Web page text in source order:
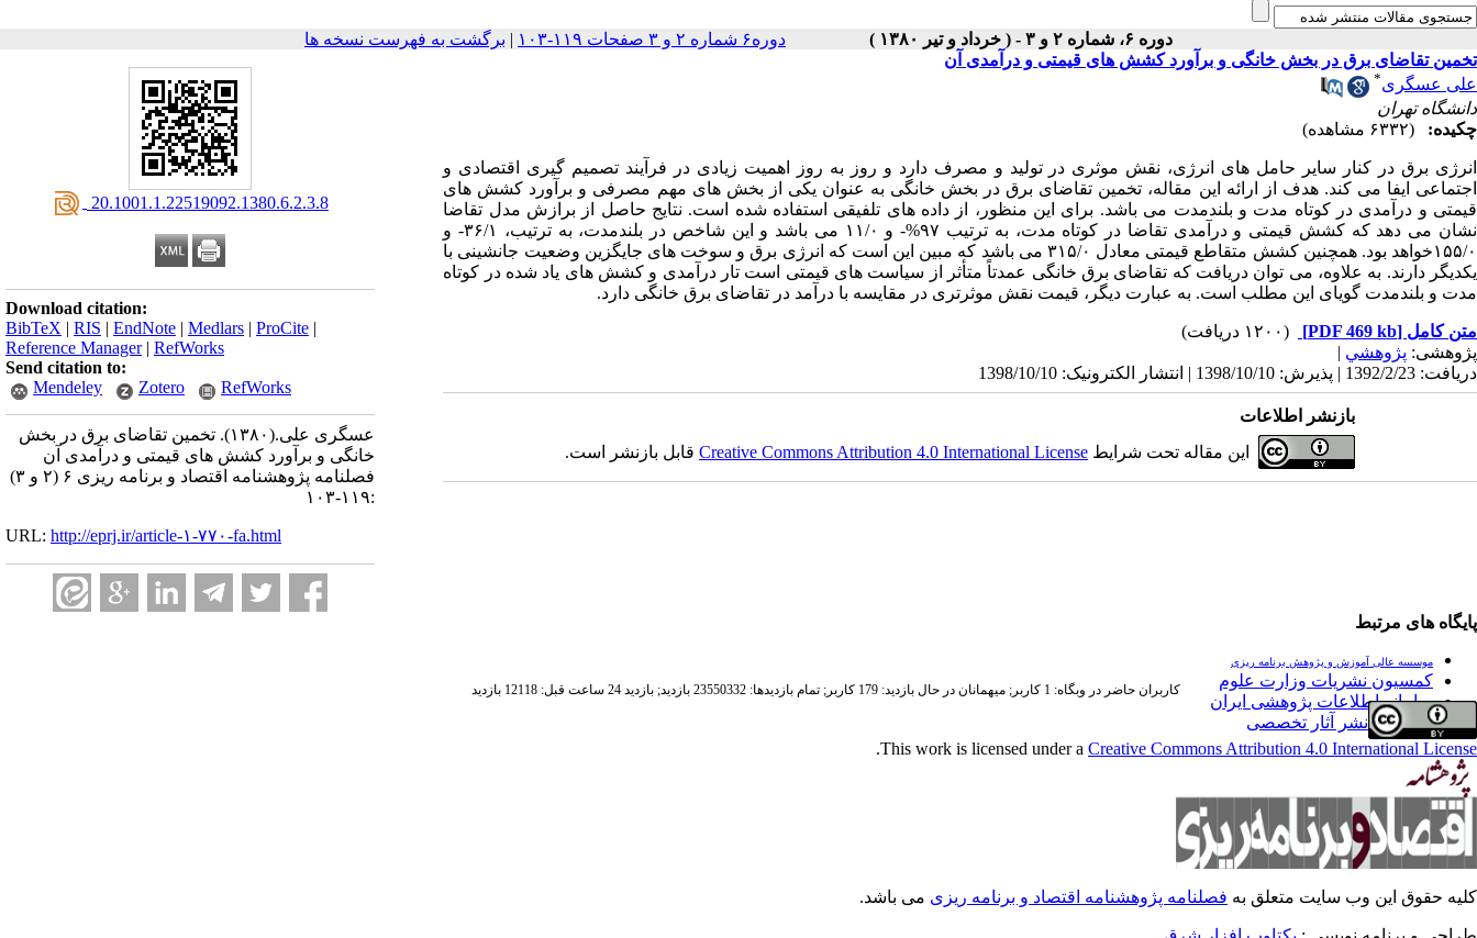
دوره ۶، شماره ۲ و ۳ - ( خرداد و تير ۱۳۸۰ ) دوره۶ شماره ۲ و ۳ صفحات ۱۱۹-۱۰۳ | برگشت به فهرست نسخه ها
‎ 20.1001.1.22519092.1380.6.2.3.8
Download citation:
BibTeX | RIS | EndNote | Medlars | ProCite |
Reference Manager| RefWorks
Send citation to:
Mendeley
Zotero RefWorks
عسگری علی.(۱۳۸۰).
تخمین تقاضای برق در بخش
خانگی و برآورد کشش های قیمتی و درآمدی آن
فصلنامه پژوهشنامه اقتصاد و برنامه ریزی ۶ (۲ و ۳)
:۱۱۹-۱۰۳
URL: http://eprj.ir/article-۱-۷۷۰-fa.html
تخمین تقاضای برق در بخش خانگی و برآورد کشش های قیمتی و درآمدی آن
علی عسگری*
دانشگاه تهران
چکیده:
(۶۳۳۲ مشاهده)
انرژی برق در کنار سایر حامل های انرژی، نقش موثری در تولید و مصرف دارد و روز به روز اهمیت زیادی در فرآیند تصمیم گیری اقتصادی و
اجتماعی ایفا می کند. هدف از ارائه این مقاله، تخمین تقاضای برق در بخش خانگی به عنوان یکی از بخش های مهم مصرفی و برآورد کشش های
قیمتی و درآمدی در کوتاه مدت و بلندمدت می باشد. برای این منظور، از داده های تلفیقی استفاده شده است. نتایج حاصل از برازش مدل تقاضا
نشان می دهد که کشش قیمتی و درآمدی تقاضا در کوتاه مدت، به ترتیب ۹۷%- و ۱۱/۰ می باشد و این شاخص در بلندمدت، به ترتیب، ۳۶/۱- و
۱۵۵/۰خواهد بود. همچنین کشش متقاطع قیمتی معادل ۳۱۵/۰ می باشد که مبین این است که انرژی برق و سوخت های جایگزین وضعیت جانشینی با
یکدیگر دارند. به علاوه، می توان دریافت که تقاضای برق خانگی عمدتاً متأثر از سیاست های قیمتی است تار درآمدی و کشش های یاد شده در کوتاه
مدت و بلندمدت گویای این مطلب است. به عبارت دیگر، قیمت نقش موثرتری در مقایسه با درآمد در تقاضای برق خانگی دارد.
متن کامل [PDF 469 kb]
(۱۲۰۰ دریافت)
پژوهشی: پژوهشي |
دریافت: 1392/2/23 | پذیرش: 1398/10/10 | انتشار الکترونیک: 1398/10/10
بازنشر اطلاعات
این مقاله تحت شرایط Creative Commons Attribution 4.0 International Licenseقابل بازنشر است.
پایگاه های مرتبط
موسسه عالی آموزش و پژوهش برنامه ریزی
کمسیون نشریات وزارت علوم
سامانه اطلاعات پژوهشی ایران
فراخوان نشر آثار تخصصی
کاربران حاضر در وبگاه: 1 کاربر; میهمانان در حال بازدید: 179 کاربر; تمام بازدید‌ها: 23550332 بازدید; بازدید 24 ساعت قبل: 12118 بازدید
This work is licensed under a Creative Commons Attribution 4.0 International License
.
کلیه حقوق این وب سایت متعلق به فصلنامه پژوهشنامه اقتصاد و برنامه ریزی می باشد.